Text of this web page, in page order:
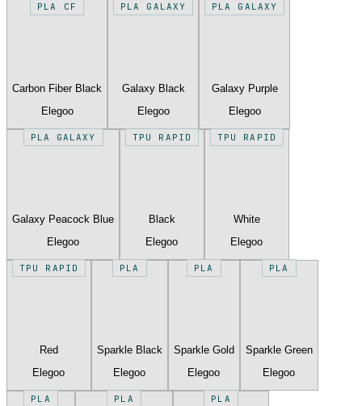
PLA CF
Carbon Fiber Black
Elegoo
PLA GALAXY
Galaxy Black
Elegoo
PLA GALAXY
Galaxy Purple
Elegoo
PLA GALAXY
Galaxy Peacock Blue
Elegoo
TPU RAPID
Black
Elegoo
TPU RAPID
White
Elegoo
TPU RAPID
Red
Elegoo
PLA
Sparkle Black
Elegoo
PLA
Sparkle Gold
Elegoo
PLA
Sparkle Green
Elegoo
PLA PLA PLA